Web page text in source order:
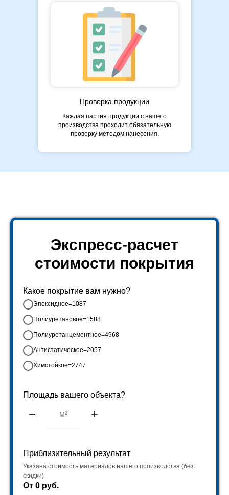
Каждая партия продукции с нашего
производства проходит обязательную
проверку методом нанесения.
Проверка продукции
Экспресс-расчет
стоимости покрытия
Какое покрытие вам нужно?
Эпоксидное=1087
Полиуретановое=1588
Полиуретанцементное=4968
Антистатическое=2057
Химстойкое=2747
Площадь вашего объекта?
Приблизительный результат
Указана стоимость материалов нашего производства (без
скидки)
От 0 руб.